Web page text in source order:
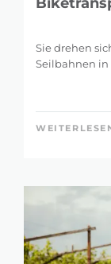
Sie drehen
Seilbahnen in